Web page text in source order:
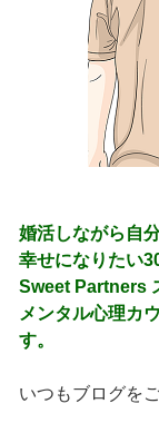
婚活しながら自
幸せになりたい
Sweet Partners
メンタル心理カ
す。
いつもブログを